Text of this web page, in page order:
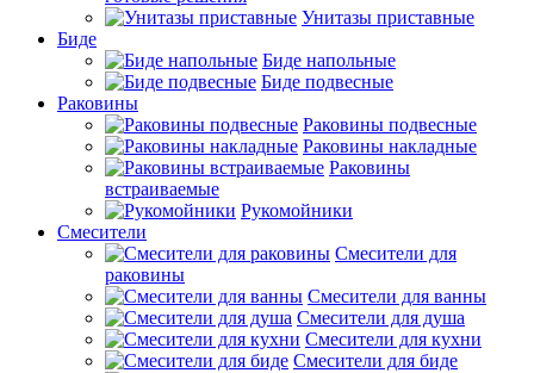
Унитазы приставные
Биде
Биде напольные
Биде подвесные
Раковины
Раковины подвесные
Раковины накладные
Раковины
встраиваемые
Рукомойники
Смесители
Смесители для
раковины
Смесители для ванны
Смесители для душа
Смесители для кухни
Смесители для биде